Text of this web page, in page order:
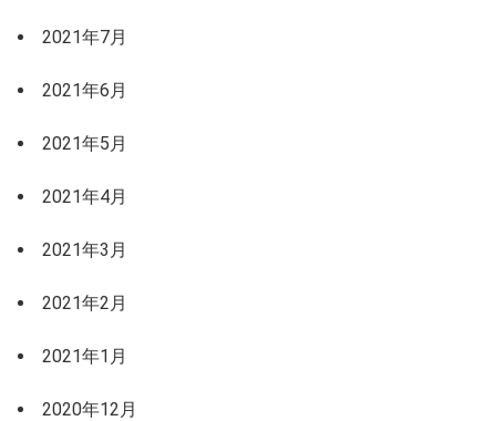
2021年7月
2021年6月
2021年5月
2021年4月
2021年3月
2021年2月
2021年1月
2020年12月